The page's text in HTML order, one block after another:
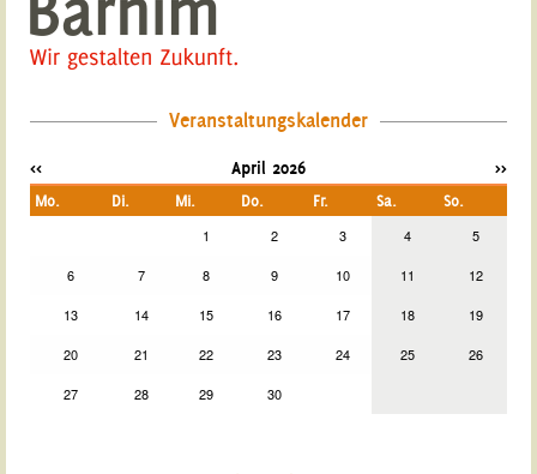
Veranstaltungskalender
<< April 2026 >>
Mo. Di. Mi. Do. Fr. Sa. So.
1 2 3 4 5
6 7 8 9 10 11 12
13 14 15 16 17 18 19
20 21 22 23 24 25 26
27 28 29 30